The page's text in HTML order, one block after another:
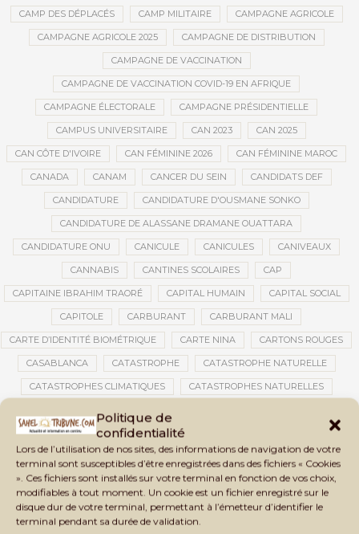
Politique de
confidentialité
Lors de l’utilisation de nos sites, des informations de navigation de votre
terminal sont susceptibles d’être enregistrées dans des fichiers « Cookies
». Ces fichiers sont installés sur votre terminal en fonction de vos choix,
modifiables à tout moment. Un cookie est un fichier enregistré sur le
disque dur de votre terminal, permettant à l’émetteur d’identifier le
terminal pendant sa durée de validation.
CAMP DES DÉPLACÉS CAMP MILITAIRE CAMPAGNE AGRICOLE
CAMPAGNE AGRICOLE 2025 CAMPAGNE DE DISTRIBUTION
CAMPAGNE DE VACCINATION
CAMPAGNE DE VACCINATION COVID-19 EN AFRIQUE
CAMPAGNE ÉLECTORALE CAMPAGNE PRÉSIDENTIELLE
CAMPUS UNIVERSITAIRE CAN 2023 CAN 2025
CAN CÔTE D'IVOIRE CAN FÉMININE 2026 CAN FÉMININE MAROC
CANADA CANAM CANCER DU SEIN CANDIDATS DEF
CANDIDATURE CANDIDATURE D'OUSMANE SONKO
CANDIDATURE DE ALASSANE DRAMANE OUATTARA
CANDIDATURE ONU CANICULE CANICULES CANIVEAUX
CANNABIS CANTINES SCOLAIRES CAP
CAPITAINE IBRAHIM TRAORÉ CAPITAL HUMAIN CAPITAL SOCIAL
CAPITOLE CARBURANT CARBURANT MALI
CARTE D’IDENTITÉ BIOMÉTRIQUE CARTE NINA CARTONS ROUGES
CASABLANCA CATASTROPHE CATASTROPHE NATURELLE
CATASTROPHES CLIMATIQUES CATASTROPHES NATURELLES
CÉDÉAO CEDEAO CEI CÉLÉBRATION NATIONALE CEMAC
CEMAPI CEN-SNESUP CENOU CENSURE
CENTRAFRIQUE CENTRALE SOLAIRE
CENTRALE SOLAIRE DE SANANKOROBA CENTRALES SOLAIRES
CENTRE D'INTELLIGENCE ARTIFICIELLE